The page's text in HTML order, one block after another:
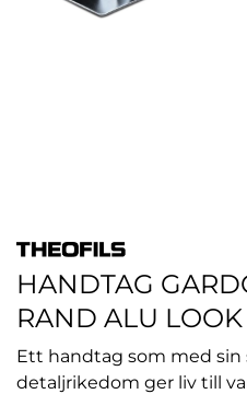
HANDTAG
RAND ALU LOOK
Ett handtag som med
detaljrikedom ger liv till